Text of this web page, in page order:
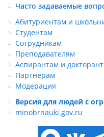
Часто задаваемые
Абитуриентам и
Студентам
Сотрудникам
Преподавателям
Аспирантам и
Партнерам
Модерация
Версия для людей с
minobrnauki.gov.ru